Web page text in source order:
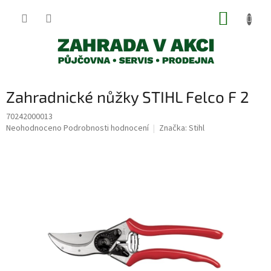
Zahradnické nůžky STIHL Felco F 2
70242000013
Průměrné
Neohodnoceno Podrobnosti hodnocení Značka: Stihl